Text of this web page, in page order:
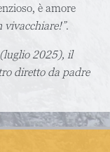
è amore
vivacchiare!”.
2025), il
diretto da padre